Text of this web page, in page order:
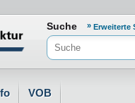
Suche Erweiterte
VOB